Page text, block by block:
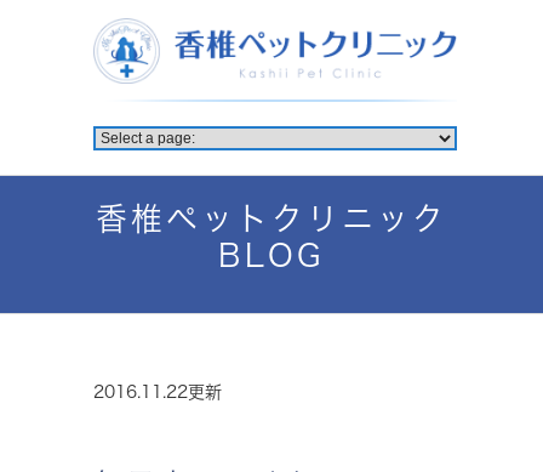
香椎ペットクリニック
BLOG
2016.11.22更新